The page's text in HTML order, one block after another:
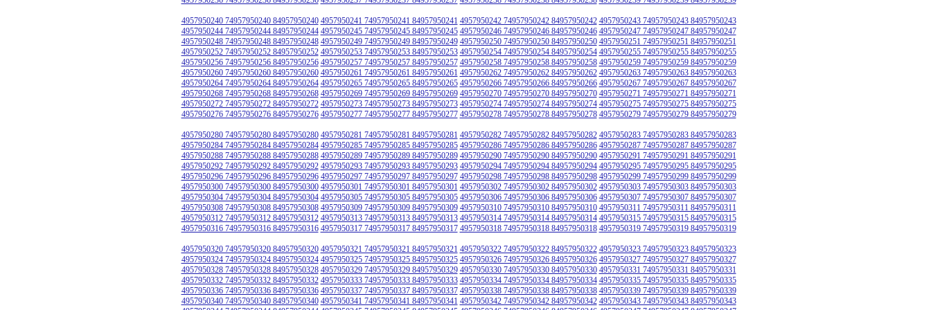
4957950240 74957950240 84957950240 4957950241 74957950241 84957950241 4957950242 74957950242 84957950242 4957950243 74957950243 84957950243
4957950244 74957950244 84957950244 4957950245 74957950245 84957950245 4957950246 74957950246 84957950246 4957950247 74957950247 84957950247
4957950248 74957950248 84957950248 4957950249 74957950249 84957950249 4957950250 74957950250 84957950250 4957950251 74957950251 84957950251
4957950252 74957950252 84957950252 4957950253 74957950253 84957950253 4957950254 74957950254 84957950254 4957950255 74957950255 84957950255
4957950256 74957950256 84957950256 4957950257 74957950257 84957950257 4957950258 74957950258 84957950258 4957950259 74957950259 84957950259
4957950260 74957950260 84957950260 4957950261 74957950261 84957950261 4957950262 74957950262 84957950262 4957950263 74957950263 84957950263
4957950264 74957950264 84957950264 4957950265 74957950265 84957950265 4957950266 74957950266 84957950266 4957950267 74957950267 84957950267
4957950268 74957950268 84957950268 4957950269 74957950269 84957950269 4957950270 74957950270 84957950270 4957950271 74957950271 84957950271
4957950272 74957950272 84957950272 4957950273 74957950273 84957950273 4957950274 74957950274 84957950274 4957950275 74957950275 84957950275
4957950276 74957950276 84957950276 4957950277 74957950277 84957950277 4957950278 74957950278 84957950278 4957950279 74957950279 84957950279
4957950280 74957950280 84957950280 4957950281 74957950281 84957950281 4957950282 74957950282 84957950282 4957950283 74957950283 84957950283
4957950284 74957950284 84957950284 4957950285 74957950285 84957950285 4957950286 74957950286 84957950286 4957950287 74957950287 84957950287
4957950288 74957950288 84957950288 4957950289 74957950289 84957950289 4957950290 74957950290 84957950290 4957950291 74957950291 84957950291
4957950292 74957950292 84957950292 4957950293 74957950293 84957950293 4957950294 74957950294 84957950294 4957950295 74957950295 84957950295
4957950296 74957950296 84957950296 4957950297 74957950297 84957950297 4957950298 74957950298 84957950298 4957950299 74957950299 84957950299
4957950300 74957950300 84957950300 4957950301 74957950301 84957950301 4957950302 74957950302 84957950302 4957950303 74957950303 84957950303
4957950304 74957950304 84957950304 4957950305 74957950305 84957950305 4957950306 74957950306 84957950306 4957950307 74957950307 84957950307
4957950308 74957950308 84957950308 4957950309 74957950309 84957950309 4957950310 74957950310 84957950310 4957950311 74957950311 84957950311
4957950312 74957950312 84957950312 4957950313 74957950313 84957950313 4957950314 74957950314 84957950314 4957950315 74957950315 84957950315
4957950316 74957950316 84957950316 4957950317 74957950317 84957950317 4957950318 74957950318 84957950318 4957950319 74957950319 84957950319
4957950320 74957950320 84957950320 4957950321 74957950321 84957950321 4957950322 74957950322 84957950322 4957950323 74957950323 84957950323
4957950324 74957950324 84957950324 4957950325 74957950325 84957950325 4957950326 74957950326 84957950326 4957950327 74957950327 84957950327
4957950328 74957950328 84957950328 4957950329 74957950329 84957950329 4957950330 74957950330 84957950330 4957950331 74957950331 84957950331
4957950332 74957950332 84957950332 4957950333 74957950333 84957950333 4957950334 74957950334 84957950334 4957950335 74957950335 84957950335
4957950336 74957950336 84957950336 4957950337 74957950337 84957950337 4957950338 74957950338 84957950338 4957950339 74957950339 84957950339
4957950340 74957950340 84957950340 4957950341 74957950341 84957950341 4957950342 74957950342 84957950342 4957950343 74957950343 84957950343